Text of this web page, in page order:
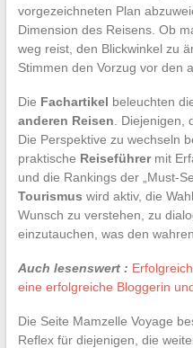
vorgezeichneten Plan
Dimension des Reisens. Ob
weg reist, den Blickwinkel zu
Stimmen den Vorzug vor den
Die Fachartikel beleuchten
anderen Reisen .
Die Perspektive zu wechseln
praktische Reiseführermit
und die Rankings der „Must-
Tourismus wird aktiv, die
Wunsch zu verstehen, zu
einzutauchen, was den
Auch lesenswert :
eine erfolgreiche Bloggerin
Die Seite Mamzelle Voyage
Reflex für diejenigen, die